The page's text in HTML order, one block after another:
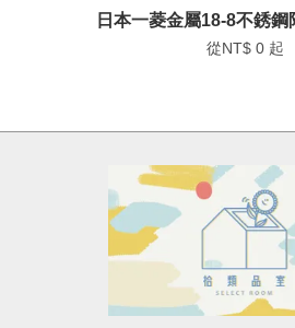
日本一菱金屬18-8不銹
從NT$ 0 起